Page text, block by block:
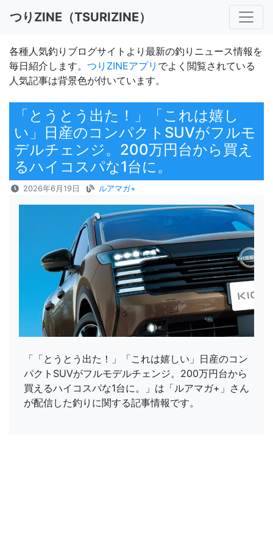
つりZINE（TSURIZINE）
各種人気釣りブログサイトより最新の釣りニュース情報を
毎日紹介します。 つりZINEアプリ でよく閲覧されている
人気記事は背景色が付いています。
「とうとう出た！」「これは嬉し
い」日産のコンパクトSUVがフルモ
デルチェンジ。200万円台から買え
るハイコスパな1台に。
2026年6月19日 ルアマガ+
「「とうとう出た！」「これは嬉しい」日産のコン
パクトSUVがフルモデルチェンジ。200万円台から
買えるハイコスパな1台に。」は「ルアマガ+」さん
が配信した釣りに関する記事情報です。